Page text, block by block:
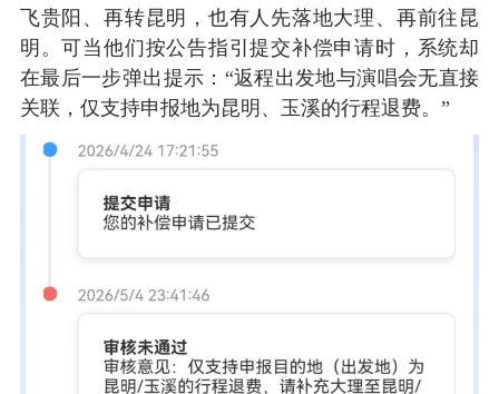
飞贵阳、再转昆明，也有人先落地大理、再前往昆
明。可当他们按公告指引提交补偿申请时，系统却
在最后一步弹出提示：“返程出发地与演唱会无直接
关联，仅支持申报地为昆明、玉溪的行程退费。”